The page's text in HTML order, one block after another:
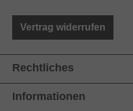
Vertrag widerrufen
Rechtliches
Informationen